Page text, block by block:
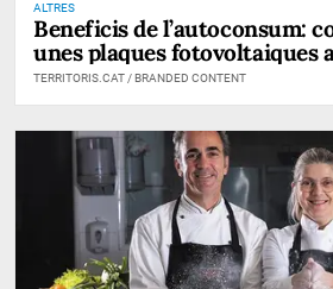
ALTRES
Beneficis de l’autoconsum:
unes plaques fotovoltaiques
TERRITORIS.CAT / BRANDED CONTENT